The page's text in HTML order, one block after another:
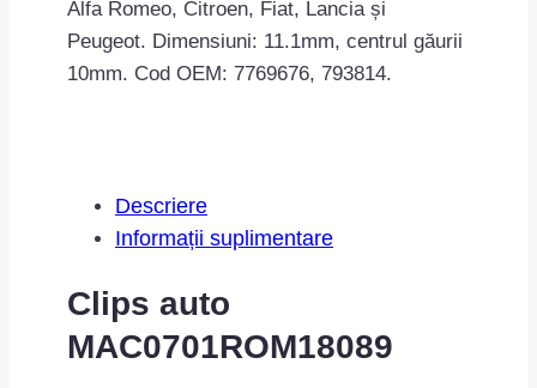
Alfa Romeo, Citroen, Fiat, Lancia și
Peugeot. Dimensiuni: 11.1mm, centrul găurii
10mm. Cod OEM: 7769676, 793814.
Descriere
Informații suplimentare
Clips auto
MAC0701ROM18089